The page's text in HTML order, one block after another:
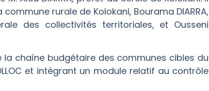
rurale de Kolokani, Bourama DIARRA,
des collectivités territoriales, et Ousseni
chaîne budgétaire des communes cibles du
et intégrant un module relatif au contrôle